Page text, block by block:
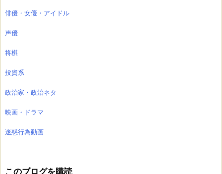
俳優・女優・アイドル
声優
将棋
投資系
政治家・政治ネタ
映画・ドラマ
迷惑行為動画
このブログを購読